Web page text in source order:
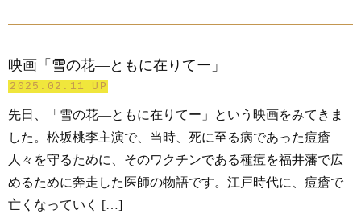
映画「雪の花―ともに在りてー」
2025.02.11 UP
先日、「雪の花―ともに在りてー」という映画をみてきま
した。松坂桃李主演で、当時、死に至る病であった痘瘡
人々を守るために、そのワクチンである種痘を福井藩で広
めるために奔走した医師の物語です。江戸時代に、痘瘡で
亡くなっていく […]